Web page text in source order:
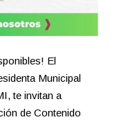
El
Municipal
te invitan a
de Contenido